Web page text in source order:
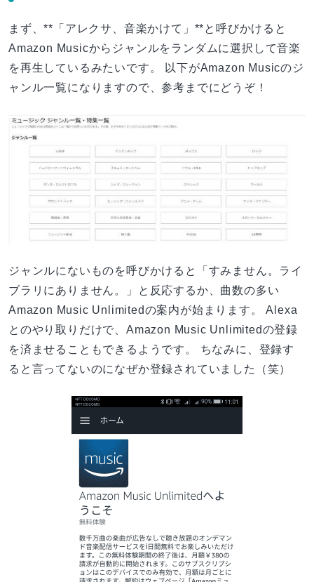
まず、**「アレクサ、音楽かけて」**と呼びかけると
Amazon Musicからジャンルをランダムに選択して音楽
を再生しているみたいです。 以下がAmazon Musicのジ
ャンル一覧になりますので、参考までにどうぞ！
ジャンルにないものを呼びかけると「すみません。ライ
ブラリにありません。」と反応するか、曲数の多い
Amazon Music Unlimitedの案内が始まります。 Alexa
とのやり取りだけで、Amazon Music Unlimitedの登録
を済ませることもできるようです。 ちなみに、登録す
ると言ってないのになぜか登録されていました（笑）